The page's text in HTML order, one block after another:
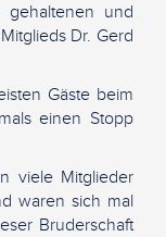
und
Dr. Gerd
Gäste beim
einen Stopp
viele Mitglieder
waren sich mal
Bruderschaft